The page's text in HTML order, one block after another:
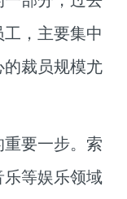
，主要集中
裁员规模尤
要一步。索
乐等娱乐领域